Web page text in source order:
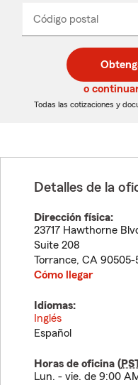
Código postal
de
5
dígitos
de
5
dígitos
_____
o
Todas las cotizaciones y
Detalles de la
Dirección física:
23717 Hawthorne
Suite 208
Torrance, CA 90505-
Cómo llegar
Idiomas:
Inglés
Español
Horas de oficina (
Lun. - vie. de 9:00